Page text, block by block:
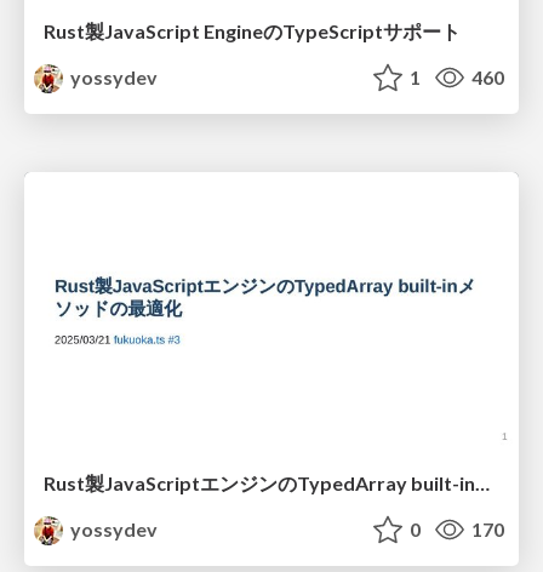
Rust製JavaScript EngineのTypeScriptサポート
yossydev
1 460
yossydev
0 170